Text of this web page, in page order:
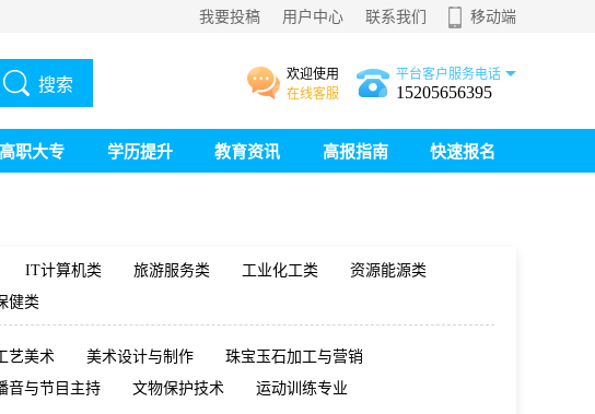
我要投稿 用户中心 联系我们 移动端
搜索
欢迎使用
在线客服
平台客户服务电话
15205656395
高职大专 学历提升 教育资讯 高报指南 快速报名
IT计算机类 旅游服务类 工业化工类
资源能源类
健类
艺美术 美术设计与制作
珠宝玉石加工与营销
音与节目主持 文物保护技术
运动训练专业